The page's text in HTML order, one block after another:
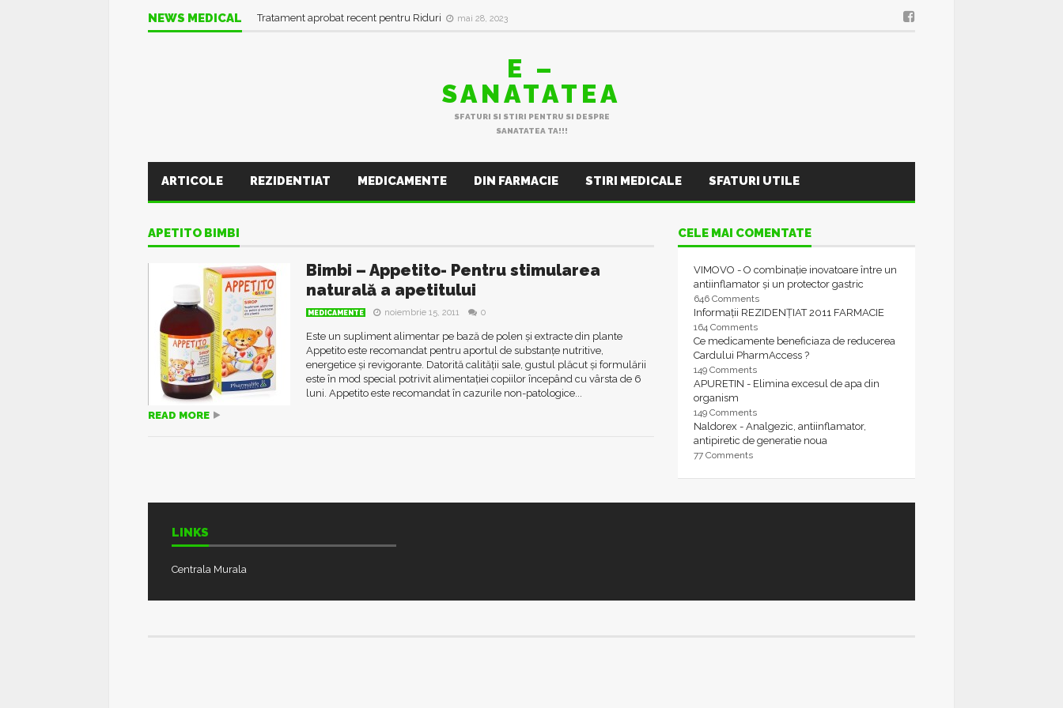
NEWS MEDICAL Tratament aprobat recent pentru Riduri mai 28, 2023
E –
SANATATEA
SFATURI SI STIRI PENTRU SI DESPRE
SANATATEA TA!!!
ARTICOLE REZIDENTIAT MEDICAMENTE DIN FARMACIE STIRI MEDICALE SFATURI UTILE
APETITO BIMBI
Bimbi – Appetito- Pentru stimularea
naturală a apetitului
MEDICAMENTE noiembrie 15, 2011 0
Este un supliment alimentar pe bază de polen și extracte din plante
Appetito este recomandat pentru aportul de substanțe nutritive,
energetice și revigorante. Datorită calității sale, gustul plăcut și formulării
este în mod special potrivit alimentației copiilor începând cu vârsta de 6
luni. Appetito este recomandat în cazurile non-patologice...
READ MORE
CELE MAI COMENTATE
VIMOVO - O combinație inovatoare între un
antiinflamator și un protector gastric
646 Comments
Informații REZIDENȚIAT 2011 FARMACIE
164 Comments
Ce medicamente beneficiaza de reducerea
Cardului PharmAccess ?
149 Comments
APURETIN - Elimina excesul de apa din
organism
149 Comments
Naldorex - Analgezic, antiinflamator,
antipiretic de generatie noua
77 Comments
LINKS
Centrala Murala